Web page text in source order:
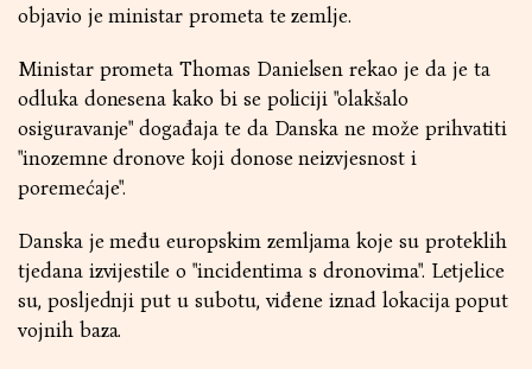
objavio je ministar prometa te zemlje.
Ministar prometa Thomas Danielsen rekao je da je ta
odluka donesena kako bi se policiji "olakšalo
osiguravanje" događaja te da Danska ne može prihvatiti
"inozemne dronove koji donose neizvjesnost i
poremećaje".
Danska je među europskim zemljama koje su proteklih
tjedana izvijestile o "incidentima s dronovima". Letjelice
su, posljednji put u subotu, viđene iznad lokacija poput
vojnih baza.